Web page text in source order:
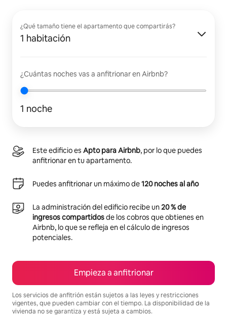
¿Qué tamaño tiene el apartamento que compartirás?
1 habitación
¿Cuántas noches vas a anfitrionar en Airbnb?
1 noche
Este edificio es Apto para Airbnb, por lo que puedes
anfitrionar en tu apartamento.
Puedes anfitrionar un máximo de120 noches al año
La administración del edificio recibe un20 % de
ingresos compartidosde los cobros que obtienes en
Airbnb, lo que se refleja en el cálculo de ingresos
potenciales.
Empieza a anfitrionar
Los servicios de anfitrión están sujetos a las leyes y restricciones
vigentes, que pueden cambiar con el tiempo. La disponibilidad de la
vivienda no se garantiza y está sujeta a cambios.